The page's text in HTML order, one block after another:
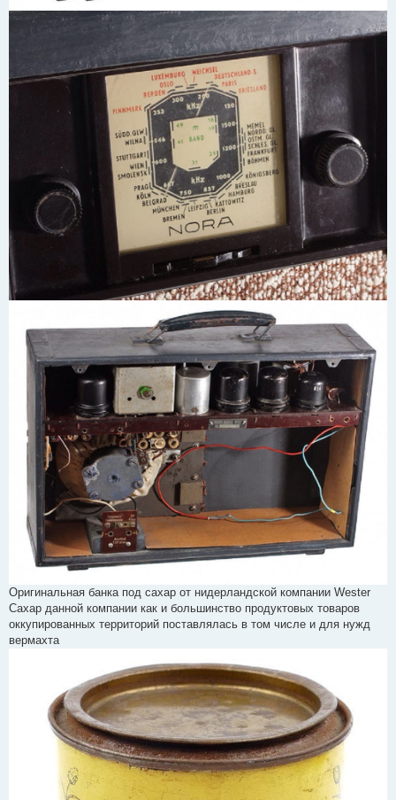
Оригинальная банка под сахар от нидерландской компании Wester
Сахар данной компании как и большинство продуктовых товаров
оккупированных территорий поставлялась в том числе и для нужд
вермахта